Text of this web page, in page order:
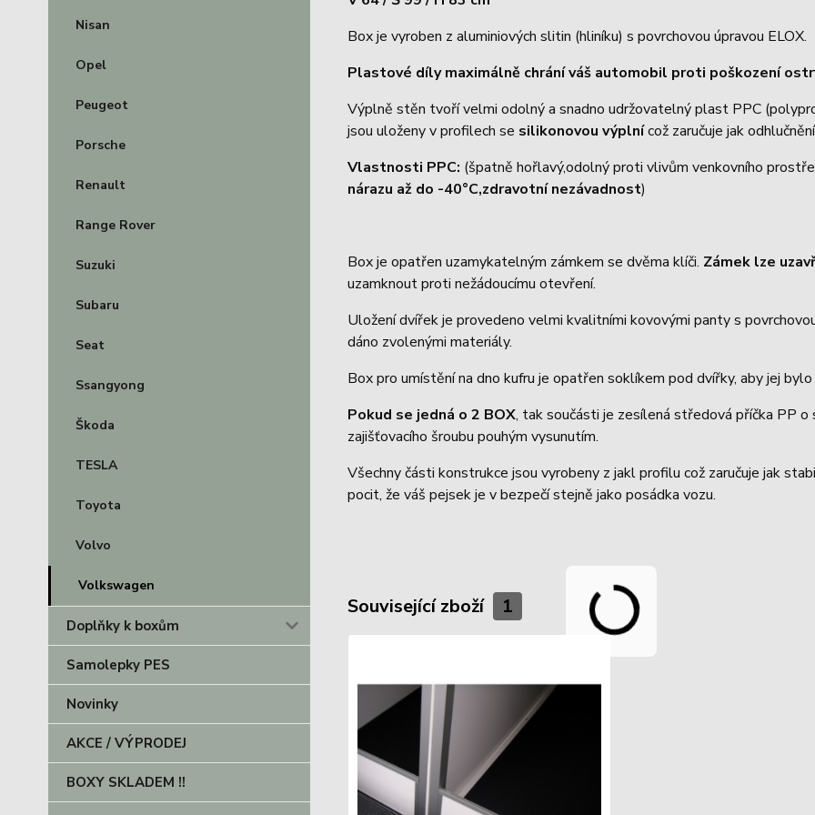
Nisan
Opel
Peugeot
Porsche
Renault
Range Rover
Suzuki
Subaru
Seat
Ssangyong
Škoda
TESLA
Toyota
Volvo
Volkswagen
Doplňky k boxům
Samolepky PES
Novinky
AKCE / VÝPRODEJ
BOXY SKLADEM !!
Box je vyroben z aluminiových slitin (hliníku) s povrchovou úpravou ELOX.
Plastové díly maximálně chrání váš automobil proti poškození
Výplně stěn tvoří velmi odolný a snadno udržovatelný plast PPC
jsou uloženy v profilech se silikonovou výplnícož zaručuje jak
Vlastnosti PPC: (špatně hořlavý,odolný proti vlivům venkovního
nárazu až do -40°C,zdravotní nezávadnost)
Box je opatřen uzamykatelným zámkem se dvěma klíči. Zámek lze
uzamknout proti nežádoucímu otevření.
Uložení dvířek je provedeno velmi kvalitními kovovými panty s
dáno zvolenými materiály.
Box pro umístění na dno kufru je opatřen soklíkem pod dvířky, aby jej
Pokud se jedná o 2 BOX, tak součásti je zesílená středová příčka PP
zajišťovacího šroubu pouhým vysunutím.
Všechny části konstrukce jsou vyrobeny z jakl profilu což zaručuje jak
pocit, že váš pejsek je v bezpečí stejně jako posádka vozu.
Související zboží 1